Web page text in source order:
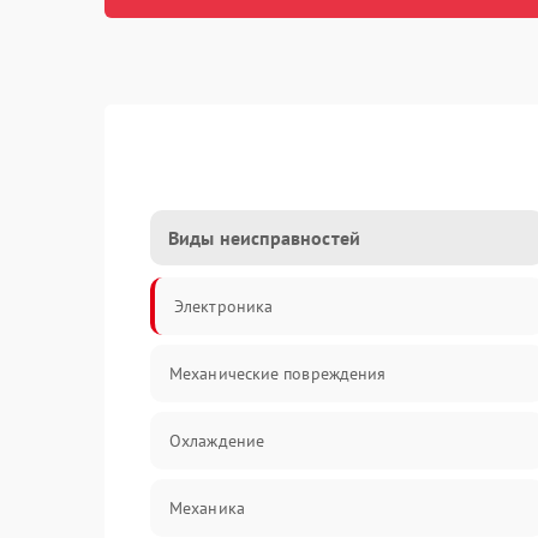
Виды неисправностей
Электроника
Механические повреждения
Охлаждение
Механика